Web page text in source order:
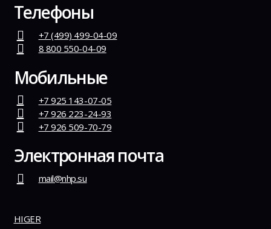
Телефоны
+7 (499) 499-04-09
8 800 550-04-09
Мобильные
+7 925 143-07-05
+7 926 223-24-93
+7 926 509-70-79
Электронная почта
mail@nhp.su
HIGER